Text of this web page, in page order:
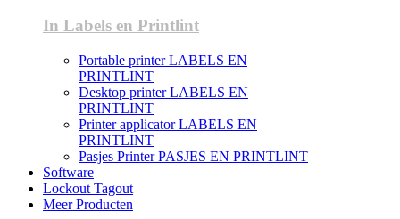
In Labels en Printlint
Portable printer LABELS EN
PRINTLINT
Desktop printer LABELS EN
PRINTLINT
Printer applicator LABELS EN
PRINTLINT
Pasjes Printer PASJES EN PRINTLINT
Software
Lockout Tagout
Meer Producten